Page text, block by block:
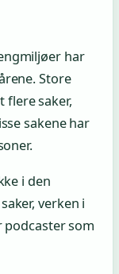
har
Store
saker,
sakene har
i den
verken i
som